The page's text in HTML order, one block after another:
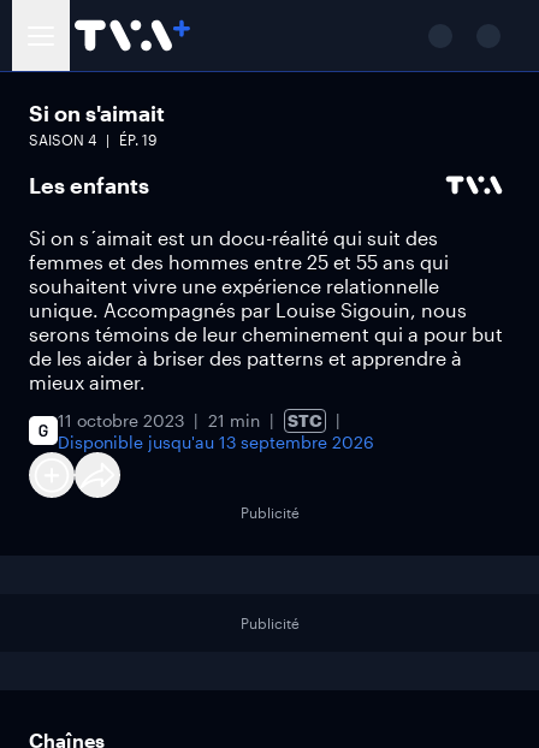
Si on s'aimait
SAISON 4 ÉP. 19
Les enfants
Si on s´aimait est un docu-réalité qui suit des
femmes et des hommes entre 25 et 55 ans qui
souhaitent vivre une expérience relationnelle
unique. Accompagnés par Louise Sigouin, nous
serons témoins de leur cheminement qui a pour but
de les aider à briser des patterns et apprendre à
mieux aimer.
11 octobre 2023 21 min
STC
Disponible jusqu'au 13 septembre 2026
Publicité
Publicité
Chaînes